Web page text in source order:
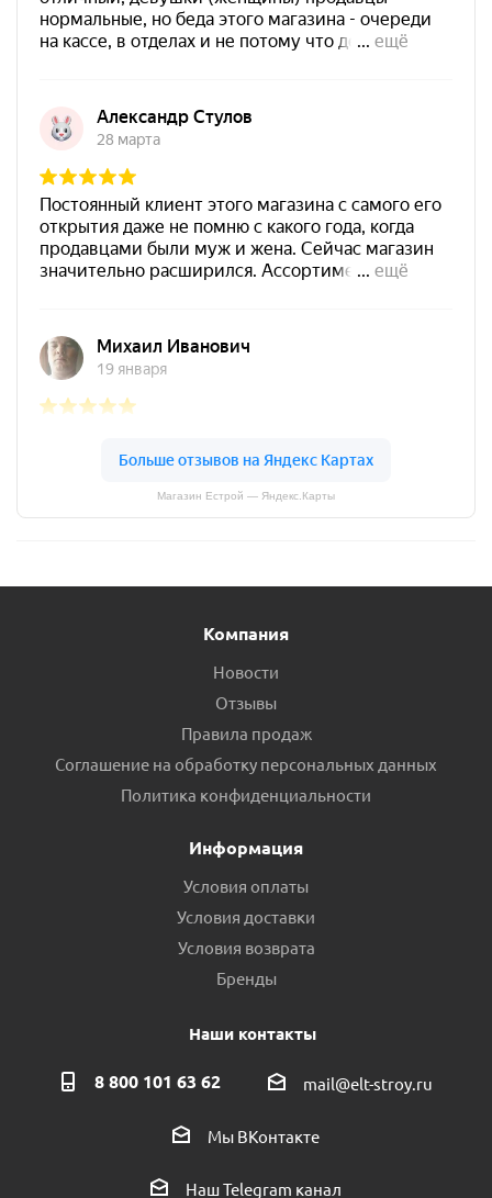
Магазин Естрой — Яндекс.Карты
Компания
Новости
Отзывы
Правила продаж
Соглашение на обработку персональных данных
Политика конфиденциальности
Информация
Условия оплаты
Условия доставки
Условия возврата
Бренды
Наши контакты
8 800 101 63 62 mail@elt-stroy.ru
Мы ВКонтакте
Наш Telegram канал